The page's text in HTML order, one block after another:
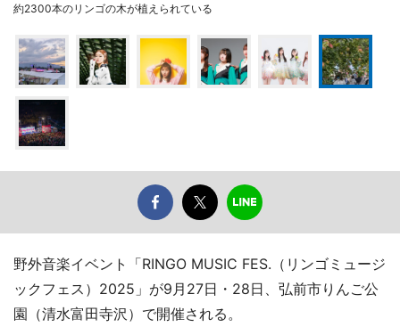
約2300本のリンゴの木が植えられている
野外音楽イベント「RINGO MUSIC FES.（リンゴミュージ
ックフェス）2025」が9月27日・28日、弘前市りんご公
園（清水富田寺沢）で開催される。